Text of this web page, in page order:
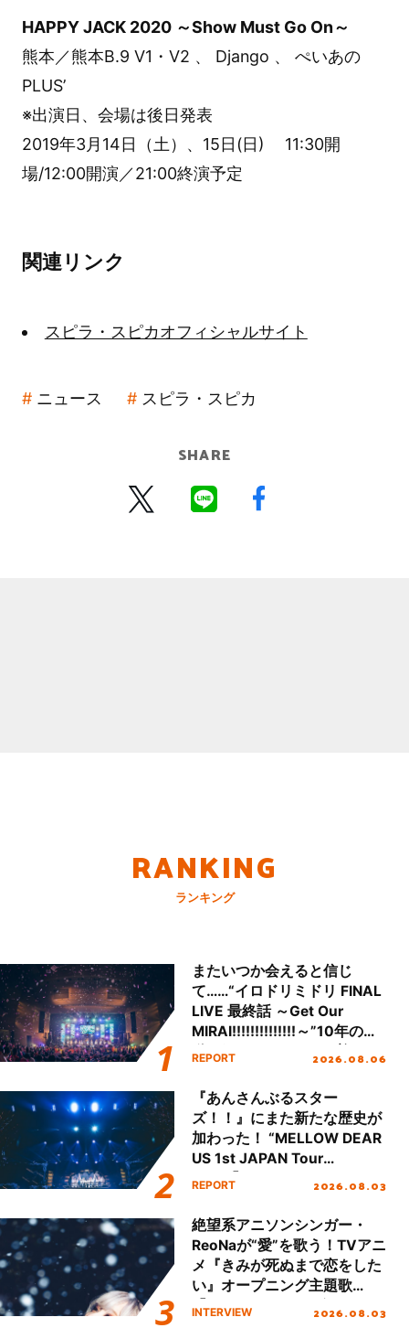
HAPPY JACK 2020 ～Show Must Go On～
熊本／熊本B.9 V1・V2 、 Django 、 ぺいあの
PLUS’
※出演日、会場は後日発表
2019年3月14日（土）、15日(日) 11:30開
場/12:00開演／21:00終演予定
関連リンク
スピラ・スピカオフィシャルサイト
ニュース スピラ・スピカ
SHARE
RANKING
ランキング
またいつか会えると信じ
て……“イロドリミドリ FINAL
LIVE 最終話 ～Get Our
MIRAI!!!!!!!!!!!!!!～”10年の活
動を経てファイナルを迎える
REPORT 2026.08.06
『あんさんぶるスター
ズ！！』にまた新たな歴史が
加わった！ “MELLOW DEAR
US 1st JAPAN Tour
Final「NICE to meet YOU
ート!!
REPORT 2026.08.03
絶望系アニソンシンガー・
ReoNaが“愛”を歌う！TVアニ
メ『きみが死ぬまで恋をした
い』オープニング主題歌
「Amore」インタビュー
INTERVIEW 2026.08.03